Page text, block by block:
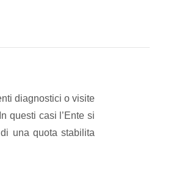
diagnostici o visite
questi casi l’Ente si
una quota stabilita